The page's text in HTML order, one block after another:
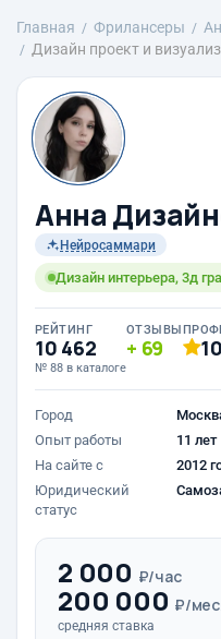
Главная Фрилансеры
Дизайн проект и
Анна
Нейросаммари
Дизайн интерьера, 3д
РЕЙТИНГ
10 462
№ 88 в каталоге
ОТЗЫВЫ
69
Город
Опыт работы
11 лет
На сайте с
2012
Юридический
статус
2 000 ₽/час
200 000 ₽/
средняя ставка